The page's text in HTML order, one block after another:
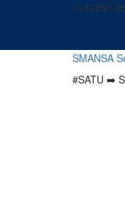
+62858-
SMANSA
#SATU ➡️